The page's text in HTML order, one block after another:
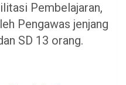
Pembelajaran,
Pengawas jenjang
SD 13 orang.